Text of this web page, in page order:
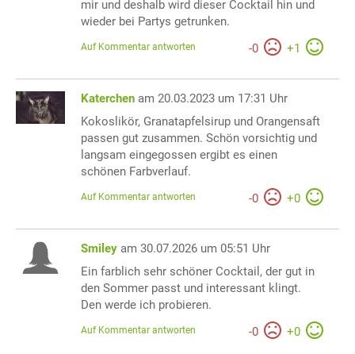
mir und deshalb wird dieser Cocktail hin und
wieder bei Partys getrunken.
-0 +1
Auf Kommentar antworten
Katerchen am 20.03.2023 um 17:31 Uhr
Kokoslikör, Granatapfelsirup und Orangensaft
passen gut zusammen. Schön vorsichtig und
langsam eingegossen ergibt es einen
schönen Farbverlauf.
-0 +0
Auf Kommentar antworten
Smiley am 30.07.2026 um 05:51 Uhr
Ein farblich sehr schöner Cocktail, der gut in
den Sommer passt und interessant klingt.
Den werde ich probieren.
-0 +0
Auf Kommentar antworten